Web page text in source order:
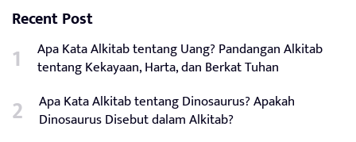
Recent Post
Apa Kata Alkitab tentang Uang? Pandangan Alkitab
tentang Kekayaan, Harta, dan Berkat Tuhan
Apa Kata Alkitab tentang Dinosaurus? Apakah
Dinosaurus Disebut dalam Alkitab?